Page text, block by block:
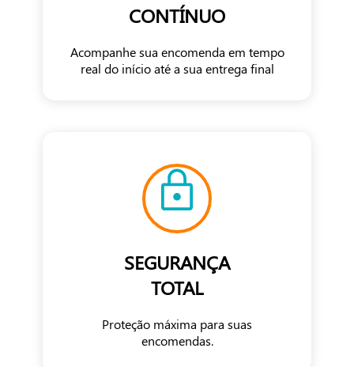
CONTÍNUO
Acompanhe sua encomenda em tempo
real do início até a sua entrega final
SEGURANÇA
TOTAL
Proteção máxima para suas
encomendas.